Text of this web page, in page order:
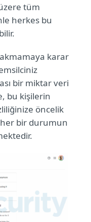
tüm
herkes bu
karar
bir miktar veri
bu kişilerin
öncelik
bir durumun